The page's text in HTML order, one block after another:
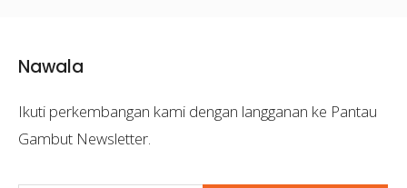
Nawala
Ikuti perkembangan kami dengan langganan ke Pantau
Gambut Newsletter.